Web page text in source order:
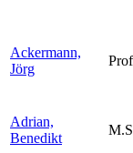
Ackermann,
Jörg
Adrian,
Benedikt